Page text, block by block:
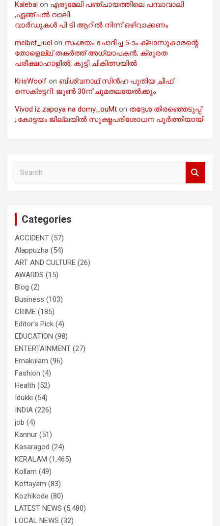
Kalebal on എരുമേലി പഞ്ചായത്തിലെ പമ്പാവാലി
,ഏഞ്ചൽ വാലി
വാർഡുകൾ പി ടി ആറിൽ നിന്ന് ഒഴിവാക്കണം
melbet_iuel on സംശയം ചോദിച്ച 5-ാം ക്ലാസുകാരന്റെ
തോളെല്ല് തകർത്ത് അധ്യാപകൻ; ക്രൂരത
പരീക്ഷാഹാളിൽ; കുട്ടി ചികിത്സയിൽ
KrisWoolf on ബിശ്വനാഥ് സിൻഹ പുതിയ ചീഫ്
സെക്രട്ടറി: ജൂൺ 30ന് ചുമതലയേൽക്കും
Vivod iz zapoya na domy_ouMt on തദ്ദേശ തിരഞ്ഞെടുപ്പ്
;.കോട്ടയം ജില്ലയിൽ സൂക്ഷ്മപരിശോധന പൂർത്തിയായി
Categories
ACCIDENT (57)
Alappuzha (54)
ART AND CULTURE (26)
AWARDS (15)
Blog (2)
Business (103)
CRIME (185)
Editor's Pick (4)
EDUCATION (98)
ENTERTAINMENT (27)
Ernakulam (96)
Fashion (4)
Health (52)
Idukki (54)
INDIA (226)
job (4)
Kannur (51)
Kasaragod (24)
KERALAM (1,465)
Kollam (49)
Kottayam (83)
Kozhikode (80)
LATEST NEWS (5,480)
LOCAL NEWS (32)